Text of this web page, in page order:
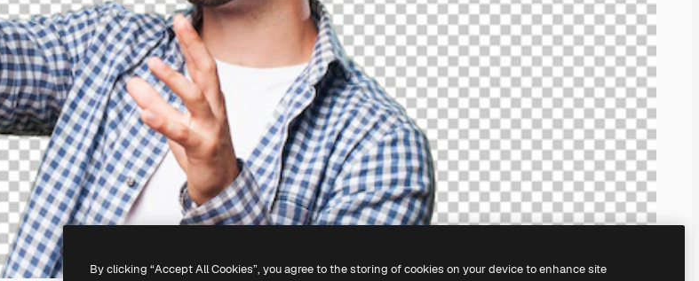
By clicking “Accept All Cookies”, you agree to the storing of cookies on your device to enhance site